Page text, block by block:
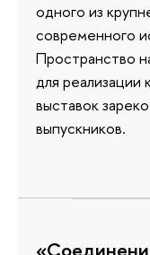
одного из
современного
Пространство
для реализации
выставок
выпускников.